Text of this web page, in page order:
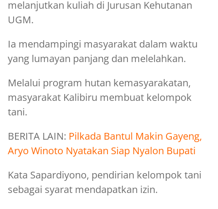
melanjutkan kuliah di Jurusan Kehutanan
UGM.
Ia mendampingi masyarakat dalam waktu
yang lumayan panjang dan melelahkan.
Melalui program hutan kemasyarakatan,
masyarakat Kalibiru membuat kelompok
tani.
BERITA LAIN: Pilkada Bantul Makin Gayeng,
Aryo Winoto Nyatakan Siap Nyalon Bupati
Kata Sapardiyono, pendirian kelompok tani
sebagai syarat mendapatkan izin.